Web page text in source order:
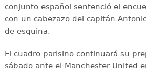
conjunto español sentenció el
con un cabezazo del capitán
de esquina.
El cuadro parisino continuará su
sábado ante el Manchester United